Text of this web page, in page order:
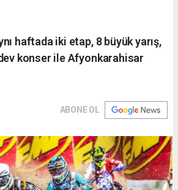
haftada iki etap, 8 büyük yarış,
konser ile Afyonkarahisar
ABONE OL